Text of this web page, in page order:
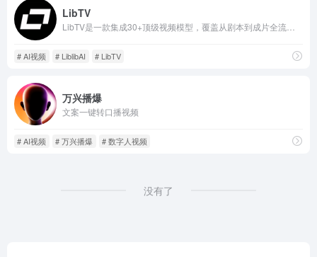
LibTV
# AI视频 # LiblibAI # LibTV
万兴播爆
文案一键转口播视频
# AI视频 # 万兴播爆 # 数字人视频
没有了